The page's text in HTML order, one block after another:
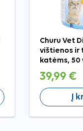
Churu Vet
vištienos ir
katėms, 50
39,99 €
Į